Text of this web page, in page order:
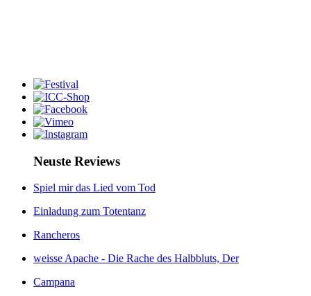
Neuste Reviews
Spiel mir das Lied vom Tod
Einladung zum Totentanz
Rancheros
weisse Apache - Die Rache des Halbbluts, Der
Campana